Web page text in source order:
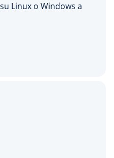
Linux o Windows a